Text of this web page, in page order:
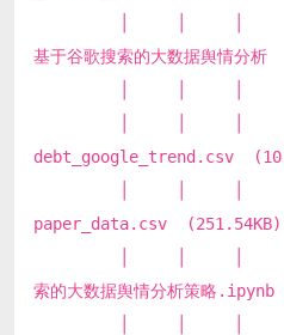
│ │ │ ├─ 4.大
基于谷歌搜索的大数据舆情分析
│ │ │ │
│ │ │
debt_google_trend.csv
│ │ │
paper_data.csv (251.54KB)
│ │ │ │ ├─
索的大数据舆情分析策略
│ │ │ ├─